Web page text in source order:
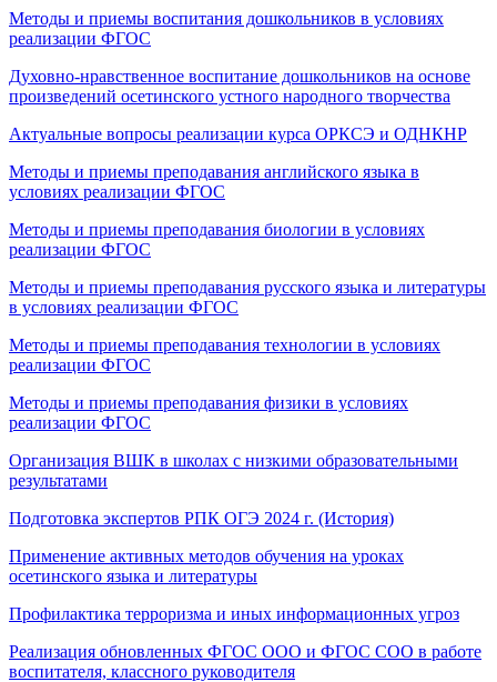
Методы и приемы воспитания дошкольников в условиях
реализации ФГОС
Духовно-нравственное воспитание дошкольников на основе
произведений осетинского устного народного творчества
Актуальные вопросы реализации курса ОРКСЭ и ОДНКНР
Методы и приемы преподавания английского языка в
условиях реализации ФГОС
Методы и приемы преподавания биологии в условиях
реализации ФГОС
Методы и приемы преподавания русского языка и литературы
в условиях реализации ФГОС
Методы и приемы преподавания технологии в условиях
реализации ФГОС
Методы и приемы преподавания физики в условиях
реализации ФГОС
Организация ВШК в школах с низкими образовательными
результатами
Подготовка экспертов РПК ОГЭ 2024 г. (История)
Применение активных методов обучения на уроках
осетинского языка и литературы
Профилактика терроризма и иных информационных угроз
Реализация обновленных ФГОС ООО и ФГОС СОО в работе
воспитателя, классного руководителя